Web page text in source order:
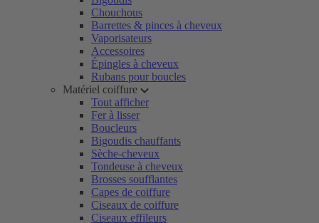
Chouchous
Barrettes & pinces à cheveux
Vaporisateurs
Accessoires
Épingles à cheveux
Rubans pour boucles
Matériel coiffure
Tout afficher
Fer à lisser
Boucleurs
Bigoudis chauffants
Sèche-cheveux
Tondeuse à cheveux
Brosses soufflantes
Capes de coiffure
Ciseaux de coiffure
Ciseaux effileurs